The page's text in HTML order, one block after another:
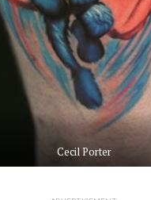
Cecil Porter